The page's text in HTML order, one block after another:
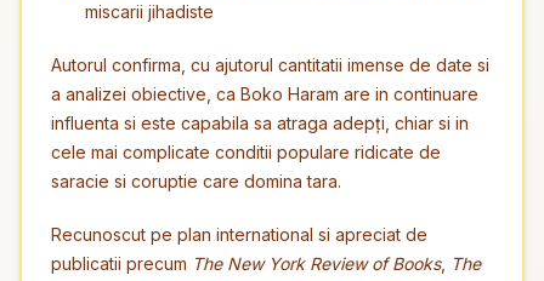
miscarii jihadiste
Autorul confirma, cu ajutorul cantitatii imense de date si
a analizei obiective, ca Boko Haram are in continuare
influenta si este capabila sa atraga adepți, chiar si in
cele mai complicate conditii populare ridicate de
saracie si coruptie care domina tara.
Recunoscut pe plan international si apreciat de
publicatii precum The New York Review of Books, The